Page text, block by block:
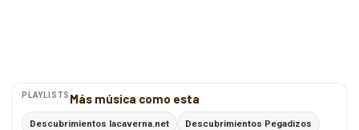
PLAYLISTS Más música como esta
Descubrimientos lacaverna.net Descubrimientos Pegadizos